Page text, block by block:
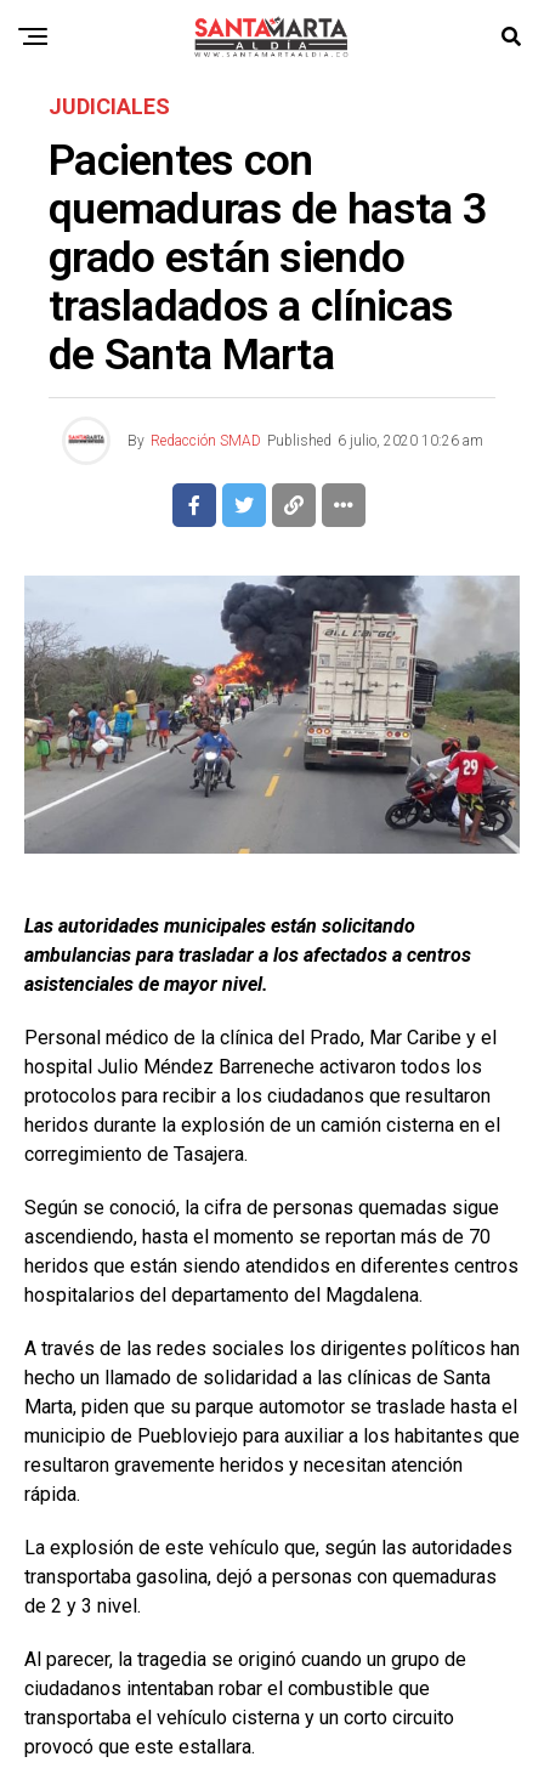
JUDICIALES
Pacientes con
quemaduras de hasta 3
grado están siendo
trasladados a clínicas
de Santa Marta
By Redacción SMAD Published 6 julio, 2020 10:26 am
Las autoridades municipales están solicitando
ambulancias para trasladar a los afectados a centros
asistenciales de mayor nivel.
Personal médico de la clínica del Prado, Mar Caribe y el
hospital Julio Méndez Barreneche activaron todos los
protocolos para recibir a los ciudadanos que resultaron
heridos durante la explosión de un camión cisterna en el
corregimiento de Tasajera.
Según se conoció, la cifra de personas quemadas sigue
ascendiendo, hasta el momento se reportan más de 70
heridos que están siendo atendidos en diferentes centros
hospitalarios del departamento del Magdalena.
A través de las redes sociales los dirigentes políticos han
hecho un llamado de solidaridad a las clínicas de Santa
Marta, piden que su parque automotor se traslade hasta el
municipio de Puebloviejo para auxiliar a los habitantes que
resultaron gravemente heridos y necesitan atención
rápida.
La explosión de este vehículo que, según las autoridades
transportaba gasolina, dejó a personas con quemaduras
de 2 y 3 nivel.
Al parecer, la tragedia se originó cuando un grupo de
ciudadanos intentaban robar el combustible que
transportaba el vehículo cisterna y un corto circuito
provocó que este estallara.